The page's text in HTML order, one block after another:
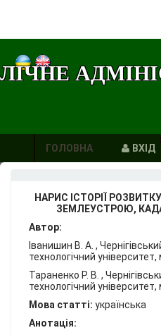
ГОЛОВНА
ВИМОГИ
ПУБЛІКАЦІЙ
ПОСИЛАННЯ
КОНТАКТИ
ВХІД
НАРИС ІСТОРІЇ
ЗЕМЛЕУСТРОЮ,
Автор:
Іванишин В. А. ,
технологічний університет,
Тараненко Р. В. ,
технологічний університет,
Мова статті: українська
Анотація: